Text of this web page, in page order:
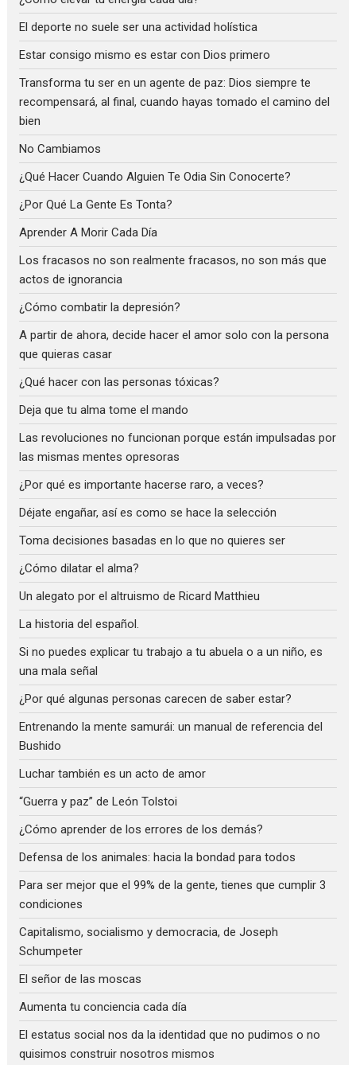
El deporte no suele ser una actividad holística
Estar consigo mismo es estar con Dios primero
Transforma tu ser en un agente de paz: Dios siempre te
recompensará, al final, cuando hayas tomado el camino del
bien
No Cambiamos
¿Qué Hacer Cuando Alguien Te Odia Sin Conocerte?
¿Por Qué La Gente Es Tonta?
Aprender A Morir Cada Día
Los fracasos no son realmente fracasos, no son más que
actos de ignorancia
¿Cómo combatir la depresión?
A partir de ahora, decide hacer el amor solo con la persona
que quieras casar
¿Qué hacer con las personas tóxicas?
Deja que tu alma tome el mando
Las revoluciones no funcionan porque están impulsadas por
las mismas mentes opresoras
¿Por qué es importante hacerse raro, a veces?
Déjate engañar, así es como se hace la selección
Toma decisiones basadas en lo que no quieres ser
¿Cómo dilatar el alma?
Un alegato por el altruismo de Ricard Matthieu
La historia del español.
Si no puedes explicar tu trabajo a tu abuela o a un niño, es
una mala señal
¿Por qué algunas personas carecen de saber estar?
Entrenando la mente samurái: un manual de referencia del
Bushido
Luchar también es un acto de amor
“Guerra y paz” de León Tolstoi
¿Cómo aprender de los errores de los demás?
Defensa de los animales: hacia la bondad para todos
Para ser mejor que el 99% de la gente, tienes que cumplir 3
condiciones
Capitalismo, socialismo y democracia, de Joseph
Schumpeter
El señor de las moscas
Aumenta tu conciencia cada día
El estatus social nos da la identidad que no pudimos o no
quisimos construir nosotros mismos